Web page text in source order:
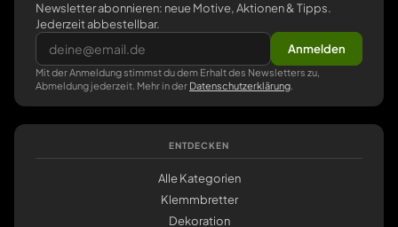
Newsletter abonnieren: neue Motive, Aktionen & Tipps.
Jederzeit abbestellbar.
Anmelden
Mit der Anmeldung stimmst du dem Erhalt des Newsletters zu,
Abmeldung jederzeit. Mehr in der Datenschutzerklärung
ENTDECKEN
Alle Kategorien
Klemmbretter
Dekoration